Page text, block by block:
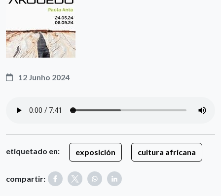
12 Junho 2024
etiquetado en: exposición cultura africana
compartir: